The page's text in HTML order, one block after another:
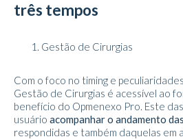
três tempos
Gestão de Cirurgias
Com o foco no timing e
Gestão de Cirurgias é acessível ao
benefício do Opmenexo Pro. Este
usuário acompanhar o andamento
respondidas e também daquelas em